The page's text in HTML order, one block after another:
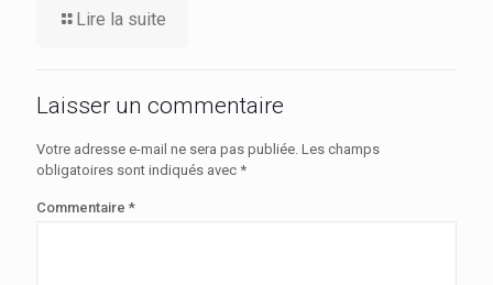
Lire la suite
Laisser un commentaire
Votre adresse e-mail ne sera pas publiée. Les champs
obligatoires sont indiqués avec *
Commentaire *